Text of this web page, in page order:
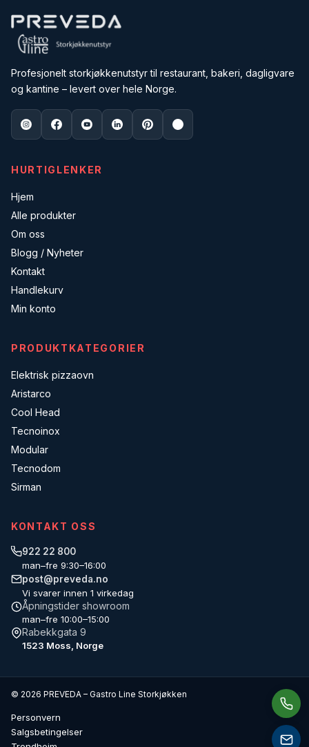
Profesjonelt storkjøkkenutstyr til restaurant, bakeri, dagligvare
og kantine – levert over hele Norge.
HURTIGLENKER
Hjem
Alle produkter
Om oss
Blogg / Nyheter
Kontakt
Handlekurv
Min konto
PRODUKTKATEGORIER
Elektrisk pizzaovn
Aristarco
Cool Head
Tecnoinox
Modular
Tecnodom
Sirman
KONTAKT OSS
922 22 800
man–fre 9:30–16:00
post@preveda.no
Vi svarer innen 1 virkedag
Åpningstider showroom
man–fre 10:00–15:00
Rabekkgata 9
1523 Moss, Norge
© 2026 PREVEDA – Gastro Line Storkjøkken
Personvern
Salgsbetingelser